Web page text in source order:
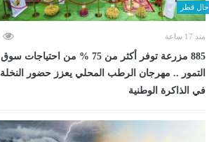
حال قطر
منذ 17 ساعة
885 مزرعة توفر أكثر من 75 % من احتياجات سوق
التمور .. مهرجان الرطب المحلي يعزز حضور النخلة
في الذاكرة الوطنية